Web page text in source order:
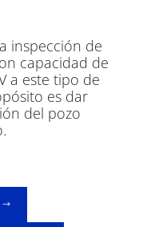
inspección de
capacidad de
a este tipo de
es dar
del pozo